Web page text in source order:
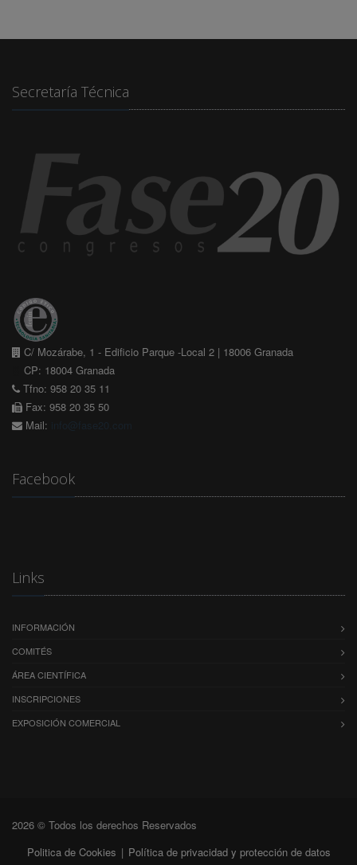
Secretaría Técnica
C/ Mozárabe, 1 - Edificio Parque -Local 2 | 18006 Granada
CP: 18004 Granada
Tfno: 958 20 35 11
Fax: 958 20 35 50
Mail:
info@fase20.com
Facebook
Links
INFORMACIÓN
COMITÉS
ÁREA CIENTÍFICA
INSCRIPCIONES
EXPOSICIÓN COMERCIAL
2026 © Todos los derechos Reservados
Politica de Cookies | Política de privacidad y protección de datos